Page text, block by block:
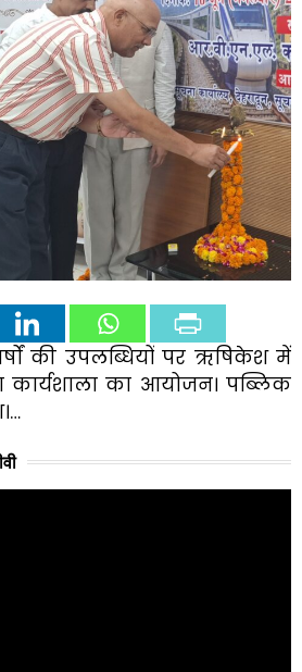
की उपलब्धियों पर ऋषिकेश में
कार्यशाला का आयोजन। पब्लिक